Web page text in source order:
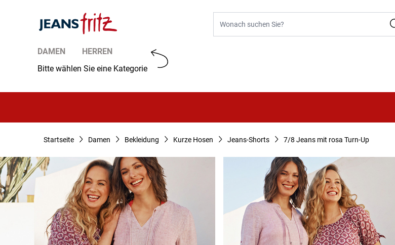
DAMEN
HERREN
Bitte wählen Sie eine Kategorie
Startseite Damen Bekleidung Kurze Hosen Jeans-Shorts 7/8 Jeans mit rosa Turn-Up